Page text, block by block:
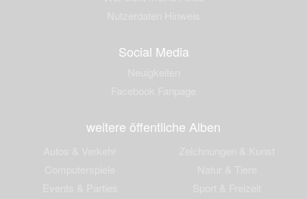
Social Media
weitere öffentliche Alben